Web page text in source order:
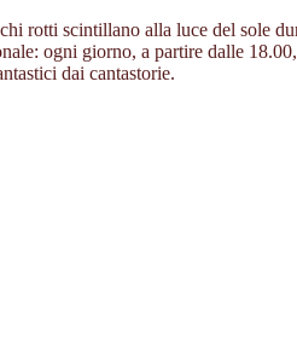
rotti scintillano alla luce del sole
ogni giorno, a partire dalle
dai cantastorie.